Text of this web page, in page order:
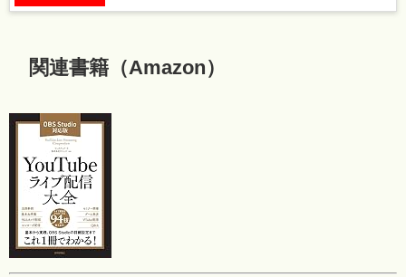
関連書籍（Amazon）